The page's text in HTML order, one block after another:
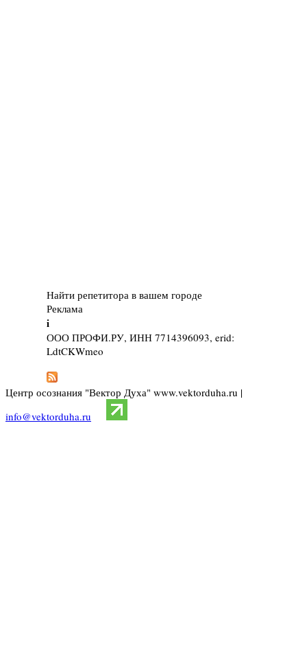
Найти репетитора в вашем городе
Реклама
i
ООО ПРОФИ.РУ, ИНН 7714396093, erid:
LdtCKWmeo
Центр осознания "Вектор Духа" www.vektorduha.ru |
info@vektorduha.ru